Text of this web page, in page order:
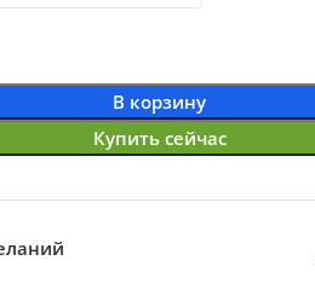
В корзину
Купить сейчас